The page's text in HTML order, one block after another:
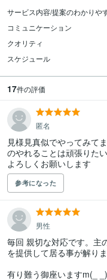
サービス内容/提案のわかりや
コミュニケーション
クオリティ
スケジュール
17件の評価
匿名
見様見真似でやってみて
のやれることは頑張りた
よろしくお願いします
参考になった
男性
毎回 親切な対応です。主
を提供して居る事が解り
有り難う御座いますm(_